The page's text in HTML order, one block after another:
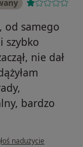
od samego
szybko
nie dał
bardzo
użytkownika Karola
nadużycie